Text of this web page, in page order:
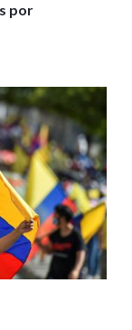
por